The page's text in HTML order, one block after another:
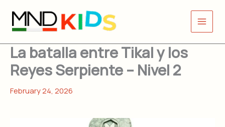
content
La batalla entre Tikal y los
Reyes Serpiente – Nivel 2